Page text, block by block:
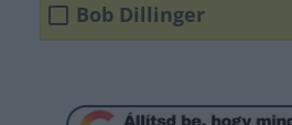
Bob Dillinger